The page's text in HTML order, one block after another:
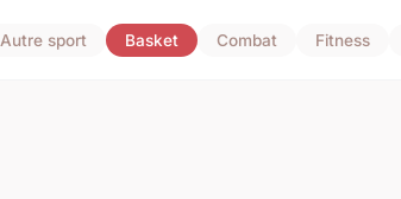
Autre sport Basket Combat Fitness